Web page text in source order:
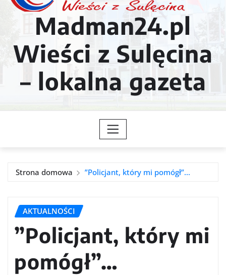
Madman24.pl
Wieści z Sulęcina
– lokalna gazeta
Strona domowa ”Policjant, który mi pomógł”…
AKTUALNOŚCI
”Policjant, który mi
pomógł”…